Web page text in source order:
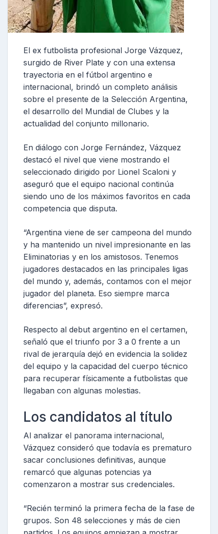
El ex futbolista profesional Jorge Vázquez,
surgido de River Plate y con una extensa
trayectoria en el fútbol argentino e
internacional, brindó un completo análisis
sobre el presente de la Selección Argentina,
el desarrollo del Mundial de Clubes y la
actualidad del conjunto millonario.
En diálogo con Jorge Fernández, Vázquez
destacó el nivel que viene mostrando el
seleccionado dirigido por Lionel Scaloni y
aseguró que el equipo nacional continúa
siendo uno de los máximos favoritos en cada
competencia que disputa.
“Argentina viene de ser campeona del mundo
y ha mantenido un nivel impresionante en las
Eliminatorias y en los amistosos. Tenemos
jugadores destacados en las principales ligas
del mundo y, además, contamos con el mejor
jugador del planeta. Eso siempre marca
diferencias”, expresó.
Respecto al debut argentino en el certamen,
señaló que el triunfo por 3 a 0 frente a un
rival de jerarquía dejó en evidencia la solidez
del equipo y la capacidad del cuerpo técnico
para recuperar físicamente a futbolistas que
llegaban con algunas molestias.
Los candidatos al título
Al analizar el panorama internacional,
Vázquez consideró que todavía es prematuro
sacar conclusiones definitivas, aunque
remarcó que algunas potencias ya
comenzaron a mostrar sus credenciales.
“Recién terminó la primera fecha de la fase de
grupos. Son 48 selecciones y más de cien